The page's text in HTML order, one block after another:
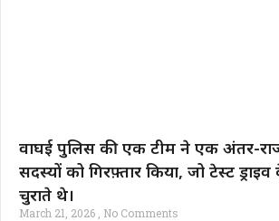
वाघई पुलिस की एक टीम ने एक अंतर-
सदस्यों को गिरफ़्तार किया, जो टेस्ट
चुराते थे।
March 21, 2026 No Comments